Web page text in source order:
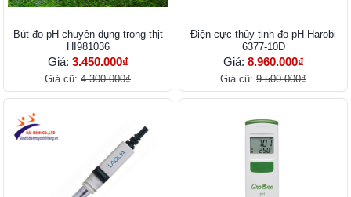
Bút đo pH chuyên dụng trong thịt
HI981036
Giá: 3.450.000₫
Giá cũ: 4.300.000₫
Điện cực thủy tinh đo pH Harobi
6377-10D
Giá: 8.960.000₫
Giá cũ: 9.500.000₫